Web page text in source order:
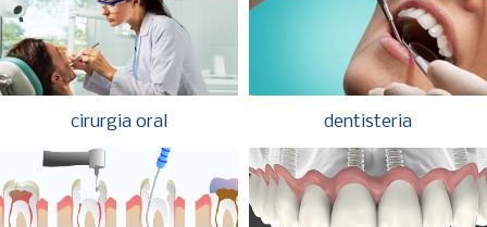
cirurgia oral dentisteria